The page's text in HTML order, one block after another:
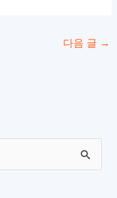
다음 글 →